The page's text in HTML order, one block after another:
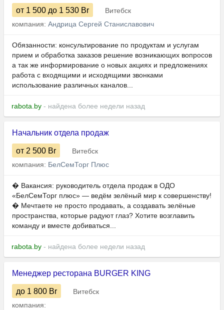
от 1 500 до 1 530 Br
Витебск
компания: Андрица Сергей Станиславович
Обязанности: консультирование по продуктам и услугам
прием и обработка заказов решение возникающих вопросов
а так же информирование о новых акциях и предложениях
работа с входящими и исходящими звонками
использование различных каналов...
rabota.by - найдена более недели назад
Начальник отдела продаж
от 2 500 Br
Витебск
компания: БелСемТорг Плюс
� Вакансия: руководитель отдела продаж в ОДО
«БелСемТорг плюс» — ведём зелёный мир к совершенству!
� Мечтаете не просто продавать, а создавать зелёные
пространства, которые радуют глаз? Хотите возглавить
команду и вместе добиваться...
rabota.by - найдена более недели назад
Менеджер ресторана BURGER KING
до 1 800 Br
Витебск
компания: